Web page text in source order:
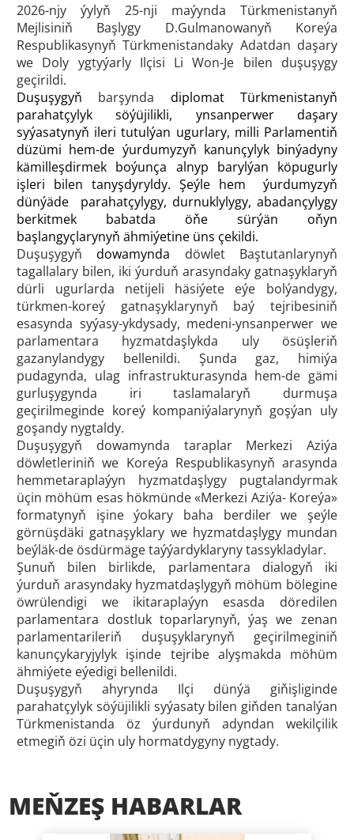
2026-njy ýylyň 25-nji maýynda Türkmenistanyň
Mejlisiniň Başlygy D.Gulmanowanyň Koreýa
Respublikasynyň Türkmenistandaky Adatdan daşary
we Doly ygtyýarly Ilçisi Li Won-Je bilen duşuşygy
geçirildi.
Duşuşygyň barşynda diplomat Türkmenistanyň
parahatçylyk söýüjilikli, ynsanperwer daşary
syýasatynyň ileri tutulýan ugurlary, milli Parlamentiň
düzümi hem-de ýurdumyzyň kanunçylyk binýadyny
kämilleşdirmek boýunça alnyp barylýan köpugurly
işleri bilen tanyşdyryldy. Şeýle hem ýurdumyzyň
dünýäde parahatçylygy, durnuklylygy, abadançylygy
berkitmek babatda öňe sürýän oňyn
başlangyçlarynyň ähmiýetine üns çekildi.
Duşuşygyňdowamynda döwlet Baştutanlarynyň
tagallalary bilen, iki ýurduň arasyndaky gatnaşyklaryň
dürli ugurlarda netijeli häsiýete eýe bolýandygy,
türkmen-koreý gatnaşyklarynyň baý tejribesiniň
esasynda syýasy-ykdysady, medeni-ynsanperwer we
parlamentara hyzmatdaşlykda uly ösüşleriň
gazanylandygy bellenildi. Şunda gaz, himiýa
pudagynda, ulag infrastrukturasynda hem-de gämi
gurluşygynda iri taslamalaryň durmuşa
geçirilmeginde koreý kompaniýalarynyň goşýan uly
goşandy nygtaldy.
Duşuşygyň dowamynda taraplar Merkezi Aziýa
döwletleriniň we Koreýa Respublikasynyň arasynda
hemmetaraplaýyn hyzmatdaşlygy pugtalandyrmak
üçin möhüm esas hökmünde «Merkezi Aziýa- Koreýa»
formatynyň işine ýokary baha berdiler we şeýle
görnüşdäki gatnaşyklary we hyzmatdaşlygy mundan
beýläk-de ösdürmäge taýýardyklaryny tassykladylar.
Şunuň bilen birlikde, parlamentara dialogyň iki
ýurduň arasyndaky hyzmatdaşlygyň möhüm bölegine
öwrülendigi we ikitaraplaýyn esasda döredilen
parlamentara dostluk toparlarynyň, ýaş we zenan
parlamentarileriň duşuşyklarynyň geçirilmeginiň
kanunçykaryjylyk işinde tejribe alyşmakda möhüm
ähmiýete eýedigi bellenildi.
Duşuşygyň ahyrynda Ilçi dünýä giňişliginde
parahatçylyk söýüjilikli syýasaty bilen giňden tanalýan
Türkmenistanda öz ýurdunyň adyndan wekilçilik
etmegiň özi üçin uly hormatdygyny nygtady.
MEŇZEŞ HABARLAR